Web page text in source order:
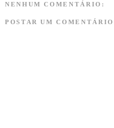
NENHUM COMENTÁRIO:
POSTAR UM COMENTÁRIO